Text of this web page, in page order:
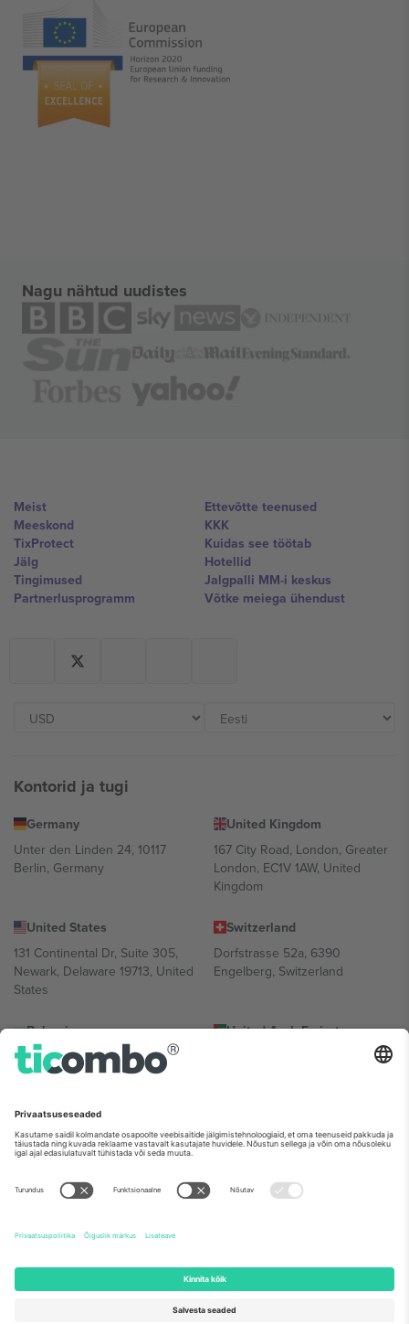
Nagu nähtud uudistes
Meist
Meeskond
TixProtect
Jälg
Tingimused
Partnerlusprogramm
Ettevõtte teenused
KKK
Kuidas see töötab
Hotellid
Jalgpalli MM-i keskus
Võtke meiega ühendust
Kontorid ja tugi
Germany
Unter den Linden 24, 10117
Berlin, Germany
United Kingdom
167 City Road, London, Greater
London, EC1V 1AW, United
Kingdom
United States
131 Continental Dr, Suite 305,
Newark, Delaware 19713, United
States
Switzerland
Dorfstrasse 52a, 6390
Engelberg, Switzerland
Bulgaria
Regus Sofia City West, bul
Totleben 53-55, 1606 Sofia,
United Arab Emirates
UAE Dubai Silicon Oasis, DDP
Mexico
Av Chapultepec 360, Roma
Norte, Cuauhtémoc, 06700
Ciudad de México, CDMX,
sündmusest ja/või domeenist. Detailide jaoks vaata konkreetse
sündmuse lehte, impressumit ja tingimusi.,
2026 Ticombo. Kõik õigused kaitstud.